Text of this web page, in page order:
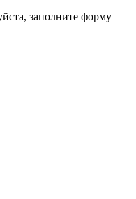
заполните форму